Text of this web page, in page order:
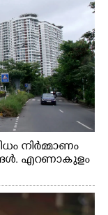
നിർമ്മാണം
എറണാകുളം